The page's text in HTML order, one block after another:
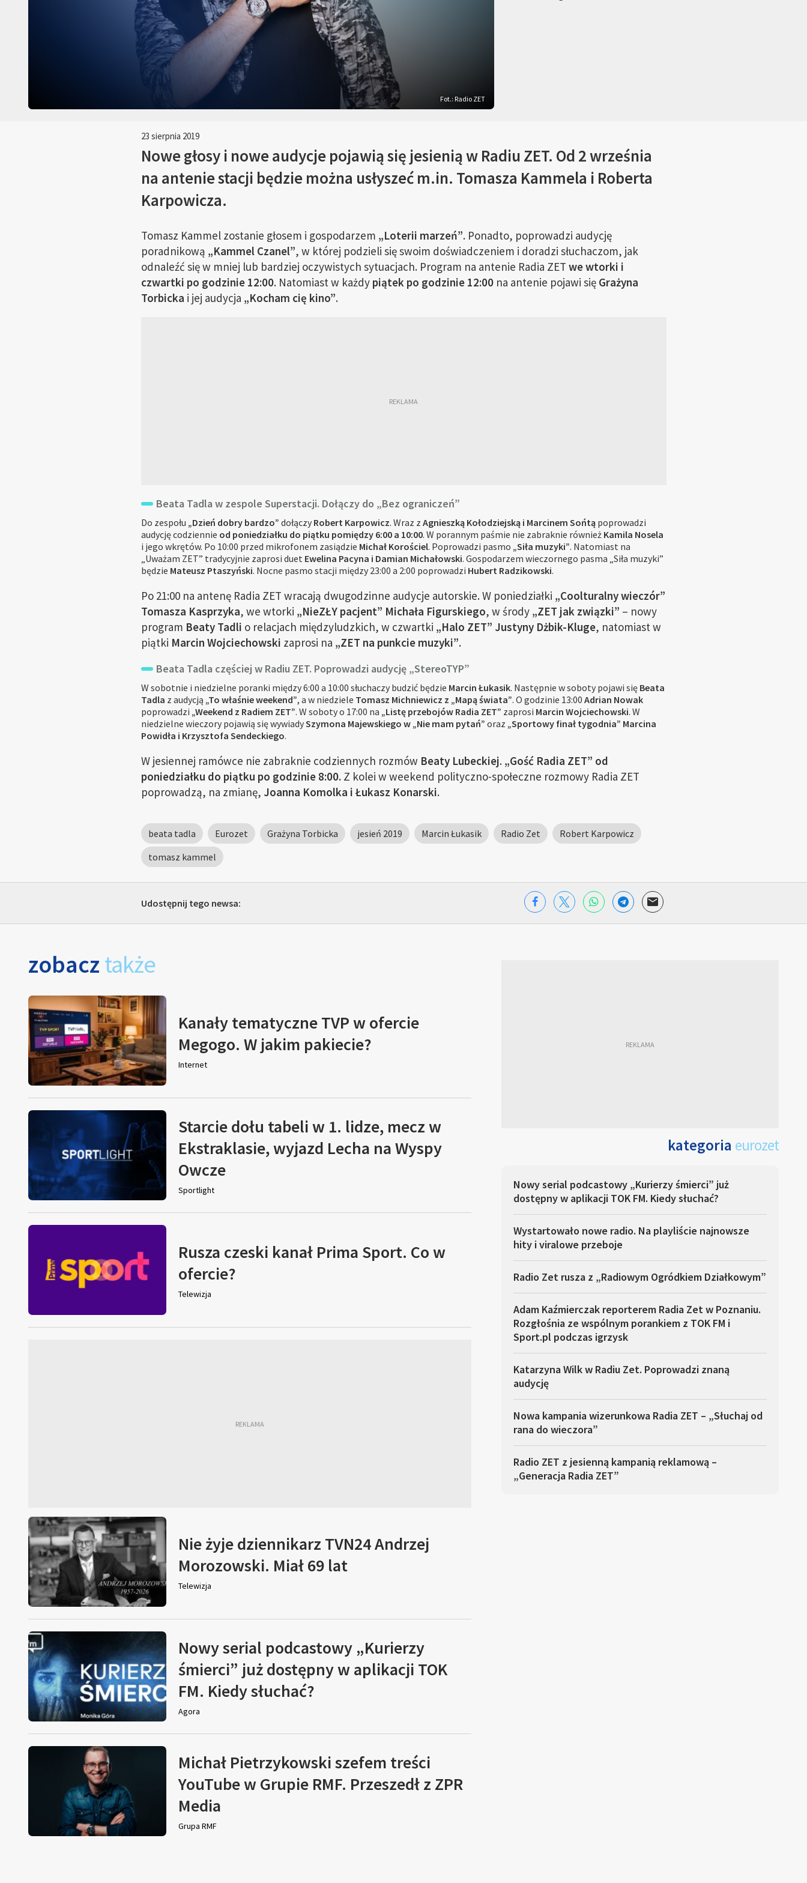
Fot.: Radio ZET
23 sierpnia 2019
Nowe głosy i nowe audycje pojawią się jesienią w Radiu ZET. Od 2 września
na antenie stacji będzie można usłyszeć m.in. Tomasza Kammela i Roberta
Karpowicza.
Tomasz Kammel zostanie głosem i gospodarzem „Loterii marzeń”. Ponadto, poprowadzi audycję
poradnikową „Kammel Czanel”, w której podzieli się swoim doświadczeniem i doradzi słuchaczom, jak
odnaleźć się w mniej lub bardziej oczywistych sytuacjach. Program na antenie Radia ZET we wtorki i
czwartki po godzinie 12:00. Natomiast w każdy piątek po godzinie 12:00na antenie pojawi się Grażyna
Torbicka i jej audycja „Kocham cię kino”.
Beata Tadla w zespole Superstacji. Dołączy do „Bez ograniczeń”
Do zespołu „Dzień dobry bardzo” dołączy Robert Karpowicz. Wraz z Agnieszką Kołodziejską i Marcinem Sońtąpoprowadzi
audycję codziennie od poniedziałku do piątku pomiędzy 6:00 a 10:00. W porannym paśmie nie zabraknie również Kamila Nosela
i jego wkrętów. Po 10:00 przed mikrofonem zasiądzie Michał Korościel. Poprowadzi pasmo „Siła muzyki”. Natomiast na
„Uważam ZET” tradycyjnie zaprosi duet Ewelina Pacyna i Damian Michałowski. Gospodarzem wieczornego pasma „Siła muzyki”
będzie Mateusz Ptaszyński. Nocne pasmo stacji między 23:00 a 2:00 poprowadzi Hubert Radzikowski.
Po 21:00 na antenę Radia ZET wracają dwugodzinne audycje autorskie. W poniedziałki „Coolturalny wieczór”
Tomasza Kasprzyka, we wtorki „NieZŁY pacjent” Michała Figurskiego, w środy „ZET jak związki” – nowy
program Beaty Tadli o relacjach międzyludzkich, w czwartki „Halo ZET” Justyny Dżbik-Kluge, natomiast w
piątki Marcin Wojciechowski zaprosi na „ZET na punkcie muzyki”.
Beata Tadla częściej w Radiu ZET. Poprowadzi audycję „StereoTYP”
W sobotnie i niedzielne poranki między 6:00 a 10:00 słuchaczy budzić będzie Marcin Łukasik. Następnie w soboty pojawi się Beata
Tadla z audycją „To właśnie weekend”, a w niedziele Tomasz Michniewicz z „Mapą świata”. O godzinie 13:00 Adrian Nowak
poprowadzi „Weekend z Radiem ZET”. W soboty o 17:00 na „Listę przebojów Radia ZET” zaprosi Marcin Wojciechowski. W
niedzielne wieczory pojawią się wywiadySzymona Majewskiego w „Nie mam pytań” oraz „Sportowy finał tygodnia” Marcina
Powidła i Krzysztofa Sendeckiego.
W jesiennej ramówce nie zabraknie codziennych rozmów Beaty Lubeckiej. „Gość Radia ZET” od
poniedziałku do piątku po godzinie 8:00.Z kolei w weekend polityczno-społeczne rozmowy Radia ZET
poprowadzą, na zmianę, Joanna Komolka i Łukasz Konarski.
beata tadla Eurozet Grażyna Torbicka jesień 2019 Marcin Łukasik Radio Zet
Robert Karpowicz
tomasz kammel
Udostępnij tego newsa:
zobacz także
Kanały tematyczne TVP w ofercie
Megogo. W jakim pakiecie?
Internet
Starcie dołu tabeli w 1. lidze, mecz w
Ekstraklasie, wyjazd Lecha na Wyspy
Owcze
Sportlight
Rusza czeski kanał Prima Sport. Co w
ofercie?
Telewizja
Nie żyje dziennikarz TVN24 Andrzej
Morozowski. Miał 69 lat
Telewizja
Nowy serial podcastowy „Kurierzy
śmierci” już dostępny w aplikacji TOK
FM. Kiedy słuchać?
Agora
Michał Pietrzykowski szefem treści
YouTube w Grupie RMF. Przeszedł z ZPR
Media
Grupa RMF
kategoria eurozet
Nowy serial podcastowy „Kurierzy śmierci” już
dostępny w aplikacji TOK FM. Kiedy słuchać?
Wystartowało nowe radio. Na playliście najnowsze
hity i viralowe przeboje
Radio Zet rusza z „Radiowym Ogródkiem Działkowym”
Adam Kaźmierczak reporterem Radia Zet w Poznaniu.
Rozgłośnia ze wspólnym porankiem z TOK FM i
Sport.pl podczas igrzysk
Katarzyna Wilk w Radiu Zet. Poprowadzi znaną
audycję
Nowa kampania wizerunkowa Radia ZET – „Słuchaj od
rana do wieczora”
Radio ZET z jesienną kampanią reklamową –
„Generacja Radia ZET”